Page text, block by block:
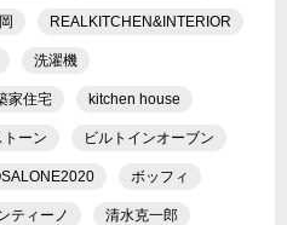
REALKITCHEN&INTERIOR
洗濯機
家住宅 kitchen house
ーン ビルトインオーブン
ボッフィ
ティーノ 清水克一郎